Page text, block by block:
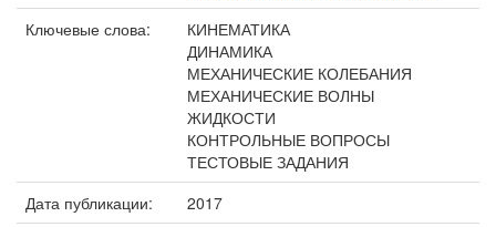
Ключевые слова:
КИНЕМАТИКА
ДИНАМИКА
МЕХАНИЧЕСКИЕ КОЛЕБАНИЯ
МЕХАНИЧЕСКИЕ ВОЛНЫ
ЖИДКОСТИ
КОНТРОЛЬНЫЕ ВОПРОСЫ
ТЕСТОВЫЕ ЗАДАНИЯ
Дата публикации:
2017